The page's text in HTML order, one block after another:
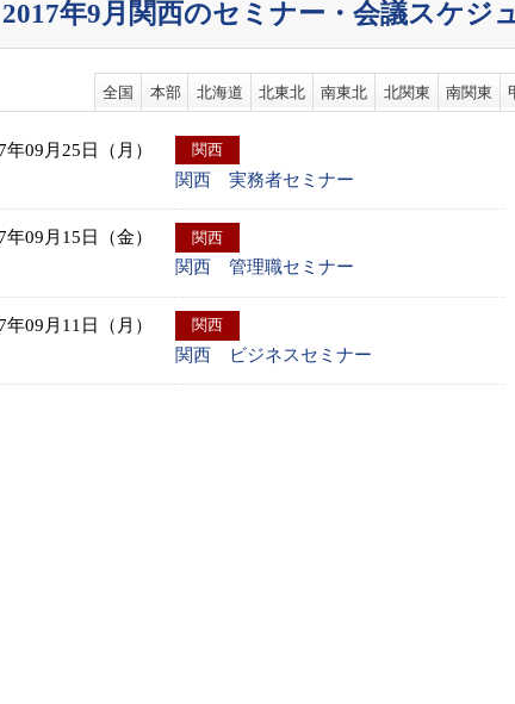
2017年9月関西のセミナー・会議スケジ
全国 本部 北海道 北東北 南東北 北関東 南関東
年09月25日（月） 関西
関西 実務者セミナー
年09月15日（金） 関西
関西 管理職セミナー
年09月11日（月） 関西
関西 ビジネスセミナー